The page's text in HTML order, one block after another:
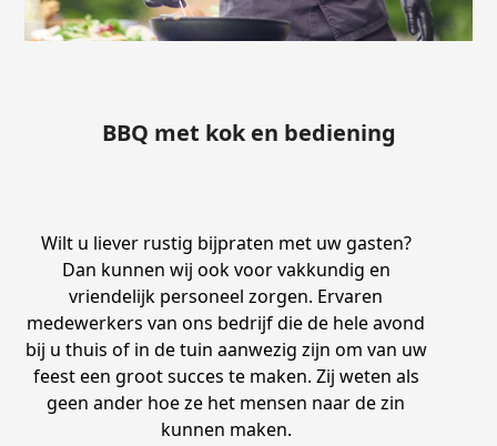
BBQ met kok en bediening
Wilt u liever rustig bijpraten met uw gasten?
Dan kunnen wij ook voor vakkundig en
vriendelijk personeel zorgen. Ervaren
medewerkers van ons bedrijf die de hele avond
bij u thuis of in de tuin aanwezig zijn om van uw
feest een groot succes te maken. Zij weten als
geen ander hoe ze het mensen naar de zin
kunnen maken.